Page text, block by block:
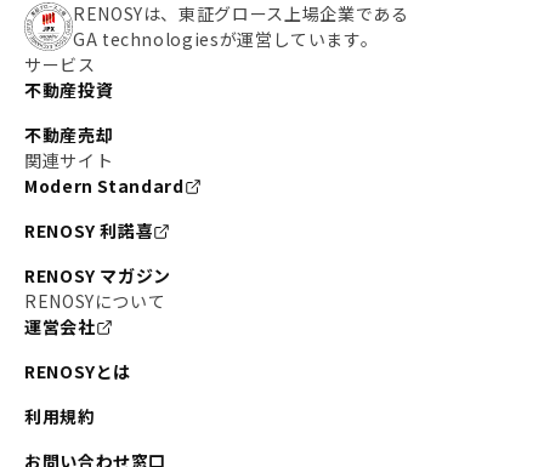
RENOSYは、東証グロース上場企業である
GA technologiesが運営しています。
サービス
不動産投資
不動産売却
関連サイト
Modern Standard
RENOSY 利諾喜
RENOSY マガジン
RENOSYについて
運営会社
RENOSYとは
利用規約
お問い合わせ窓口